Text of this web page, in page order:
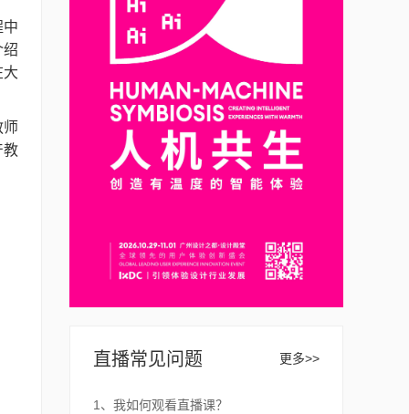
中
绍
大
师
教
直播常见问题 更多>>
1、我如何观看直播课？